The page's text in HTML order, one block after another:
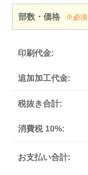
部数・価格 ※必須
印刷代金:
追加加工代金:
税抜き合計:
消費税 10%:
お支払い合計: